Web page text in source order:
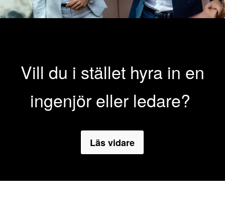
Vill du i stället hyra in en
ingenjör eller ledare?
Läs vidare